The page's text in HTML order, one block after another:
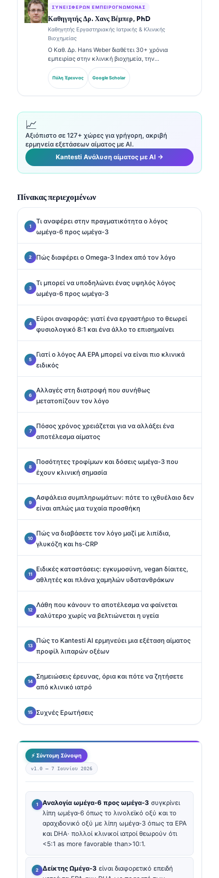
ΣΥΝΕΙΣΦΈΡΩΝ ΕΜΠΕΙΡΟΓΝΏΜΟΝΑΣ
Καθηγητής Δρ. Χανς Βέμπερ, PhD
Καθηγητής Εργαστηριακής Ιατρικής & Κλινικής
Βιοχημείας
Ο Καθ. Δρ. Hans Weber διαθέτει 30+ χρόνια
εμπειρίας στην κλινική βιοχημεία, την
εργαστηριακή ιατρική και την έρευνα βιοδεικτών.
Πρώην Πρόεδρος της Γερμανικής Εταιρείας Κλινικής
Χημείας, ειδικεύεται στην ανάλυση διαγνωστικών
Πύλη Έρευνας Google Scholar
📈
Αξιόπιστο σε 127+ χώρες για γρήγορη, ακριβή
ερμηνεία εξετάσεων αίματος με AI.
Kantesti Ανάλυση αίματος με AI →
Πίνακας περιεχομένων
Τι αναφέρει στην πραγματικότητα ο λόγος
ωμέγα-6 προς ωμέγα-3
Πώς διαφέρει ο Omega-3 Index από τον λόγο
Τι μπορεί να υποδηλώνει ένας υψηλός λόγος
ωμέγα-6 προς ωμέγα-3
Εύροι αναφοράς: γιατί ένα εργαστήριο το θεωρεί
φυσιολογικό 8:1 και ένα άλλο το επισημαίνει
Γιατί ο λόγος AA EPA μπορεί να είναι πιο κλινικά
ειδικός
Αλλαγές στη διατροφή που συνήθως
μετατοπίζουν τον λόγο
Πόσος χρόνος χρειάζεται για να αλλάξει ένα
αποτέλεσμα αίματος
Ποσότητες τροφίμων και δόσεις ωμέγα-3 που
έχουν κλινική σημασία
Ασφάλεια συμπληρωμάτων: πότε το ιχθυέλαιο δεν
είναι απλώς μια τυχαία προσθήκη
Πώς να διαβάσετε τον λόγο μαζί με λιπίδια,
γλυκόζη και hs-CRP
Ειδικές καταστάσεις: εγκυμοσύνη, vegan δίαιτες,
αθλητές και πλάνα χαμηλών υδατανθράκων
Λάθη που κάνουν το αποτέλεσμα να φαίνεται
καλύτερο χωρίς να βελτιώνεται η υγεία
Πώς το Kantesti AI ερμηνεύει μια εξέταση αίματος
προφίλ λιπαρών οξέων
Σημειώσεις έρευνας, όρια και πότε να ζητήσετε
από κλινικό ιατρό
Συχνές Ερωτήσεις
⚡ Σύντομη Σύνοψη
v1.0 — 7 Ιουνίου 2026
Αναλογία ωμέγα-6 προς ωμέγα-3 συγκρίνει
λίπη ωμέγα-6 όπως το λινολεϊκό οξύ και το
αραχιδονικό οξύ με λίπη ωμέγα-3 όπως τα EPA
και DHA· πολλοί κλινικοί ιατροί θεωρούν ότι
<5:1 as more favorable than>10:1.
Δείκτης Ωμέγα-3 είναι διαφορετικό επειδή